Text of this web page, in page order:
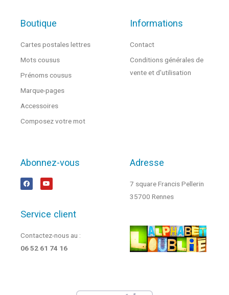
Boutique
Cartes postales lettres
Mots cousus
Prénoms cousus
Marque-pages
Accessoires
Composez votre mot
Informations
Contact
Conditions générales de
vente et d'utilisation
Abonnez-vous
Service client
Contactez-nous au :
06 52 61 74 16
Adresse
7 square Francis Pellerin
35700 Rennes